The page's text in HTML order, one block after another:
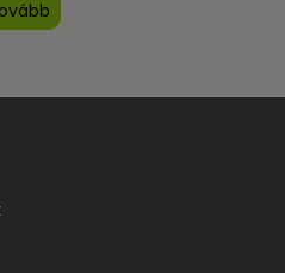
a tavaszi megújulás